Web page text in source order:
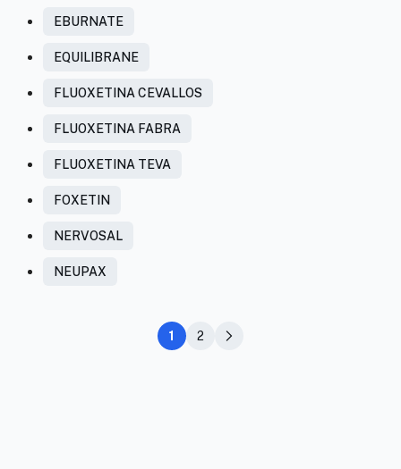
EBURNATE
EQUILIBRANE
FLUOXETINA CEVALLOS
FLUOXETINA FABRA
FLUOXETINA TEVA
FOXETIN
NERVOSAL
NEUPAX
1 2